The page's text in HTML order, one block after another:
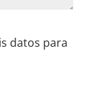
datos para